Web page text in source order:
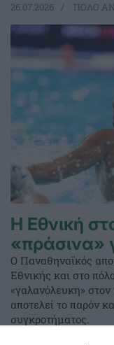
26.07.2026 ΠΟΛΟ
Η Εθνική
«πράσινα»
Ο Παναθηναϊκός
Εθνικής και στο
«γαλανόλευκη» στον
αποτελεί το παρόν
συγκροτήματος.